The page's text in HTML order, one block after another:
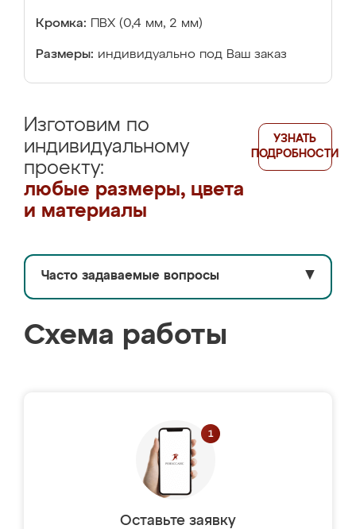
Кромка: ПВХ (0,4 мм, 2 мм)
Размеры: индивидуально под Ваш заказ
Изготовим по
индивидуальному
проекту:
любые размеры, цвета
и материалы
УЗНАТЬ
ПОДРОБНОСТИ
Часто задаваемые вопросы ▼
Схема работы
Оставьте заявку